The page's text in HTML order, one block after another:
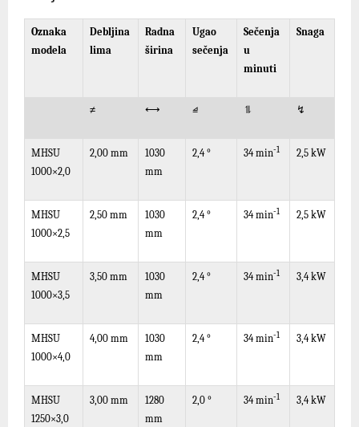
Oznaka
modela
Debljina
lima
Radna
širina
Ugao
sečenja
Sečenja
u
minuti
Snaga
≠ ⟷ ⧡ ⥮ ↯
MHSU
1000×2,0
2,00 mm
1030
mm
2,4 ° 34min-1 2,5 kW
MHSU
1000×2,5
2,50 mm
1030
mm
2,4 ° 34min-1 2,5 kW
MHSU
1000×3,5
3,50 mm
1030
mm
2,4 ° 34min-1 3,4 kW
MHSU
1000×4,0
4,00 mm
1030
mm
2,4 ° 34min-1 3,4 kW
MHSU
1250×3,0
3,00 mm
1280
mm
2,0 ° 34min-1 3,4 kW